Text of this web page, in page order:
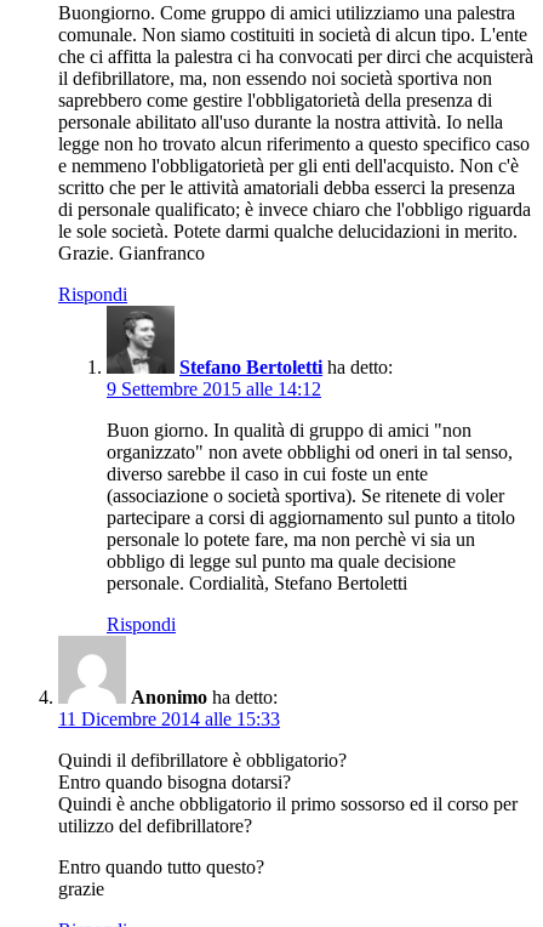
Buongiorno. Come gruppo di amici utilizziamo una palestra
comunale. Non siamo costituiti in società di alcun tipo. L'ente
che ci affitta la palestra ci ha convocati per dirci che acquisterà
il defibrillatore, ma, non essendo noi società sportiva non
saprebbero come gestire l'obbligatorietà della presenza di
personale abilitato all'uso durante la nostra attività. Io nella
legge non ho trovato alcun riferimento a questo specifico caso
e nemmeno l'obbligatorietà per gli enti dell'acquisto. Non c'è
scritto che per le attività amatoriali debba esserci la presenza
di personale qualificato; è invece chiaro che l'obbligo riguarda
le sole società. Potete darmi qualche delucidazioni in merito.
Grazie. Gianfranco
Rispondi
Stefano Bertoletti ha detto:
9 Settembre 2015 alle 14:12
Buon giorno. In qualità di gruppo di amici "non
organizzato" non avete obblighi od oneri in tal senso,
diverso sarebbe il caso in cui foste un ente
(associazione o società sportiva). Se ritenete di voler
partecipare a corsi di aggiornamento sul punto a titolo
personale lo potete fare, ma non perchè vi sia un
obbligo di legge sul punto ma quale decisione
personale. Cordialità, Stefano Bertoletti
Rispondi
Anonimo ha detto:
11 Dicembre 2014 alle 15:33
Quindi il defibrillatore è obbligatorio?
Entro quando bisogna dotarsi?
Quindi è anche obbligatorio il primo sossorso ed il corso per
utilizzo del defibrillatore?
Entro quando tutto questo?
grazie